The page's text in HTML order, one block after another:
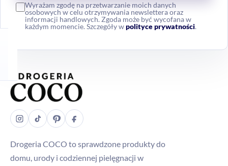
Wyrażam zgodę na przetwarzanie moich danych
osobowych w celu otrzymywania newslettera oraz
informacji handlowych. Zgoda może być wycofana w
każdym momencie. Szczegóły wpolityce prywatności.
Drogeria COCO to sprawdzone produkty do
domu, urody i codziennej pielęgnacji w